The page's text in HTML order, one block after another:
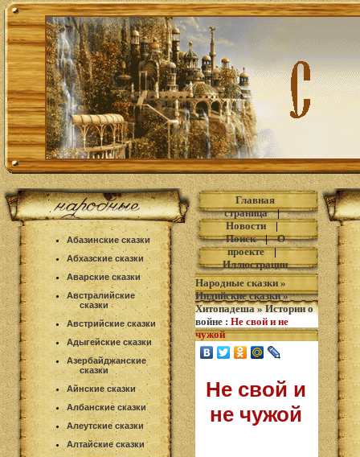
Абазинские сказки
Абхазские сказки
Аварские сказки
Австралийские
сказки
Австрийские сказки
Адыгейские сказки
Азербайджанские
сказки
Айнские сказки
Албанские сказки
Алеутские сказки
Алтайские сказки
Главная
страница|
Новости|
Поиск|О
проекте|
Иллюстрации
Народные сказки »
Индийские сказки»
Хитопадеша»Истории о
войне : Не свой и не
чужой
Не свой и
не чужой